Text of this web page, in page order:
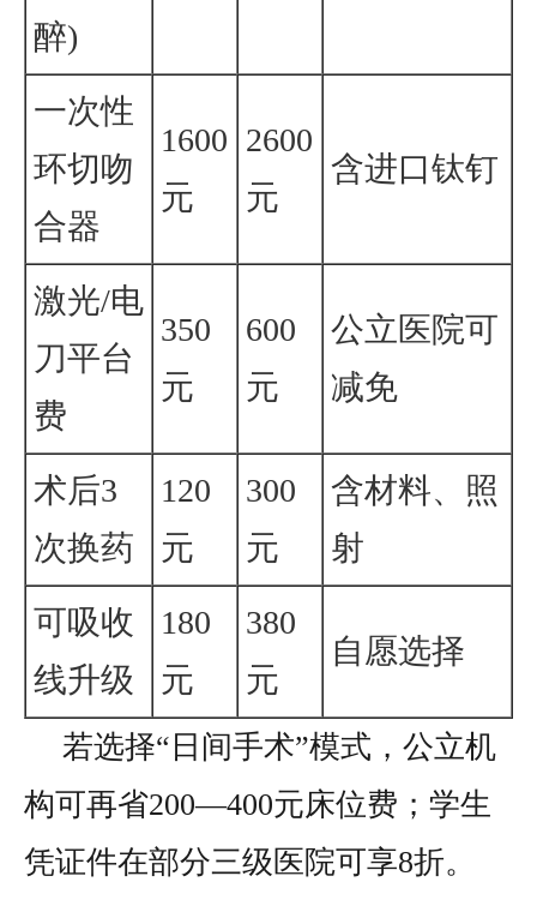
醉)
一次性
环切吻
合器
1600
元
2600
元
含进口钛钉
激光/电
刀平台
费
350
元
600
元
公立医院可
减免
术后3
次换药
120
元
300
元
含材料、照
射
可吸收
线升级
180
元
380
元
自愿选择
若选择“日间手术”模式，公立机
构可再省200—400元床位费；学生
凭证件在部分三级医院可享8折。